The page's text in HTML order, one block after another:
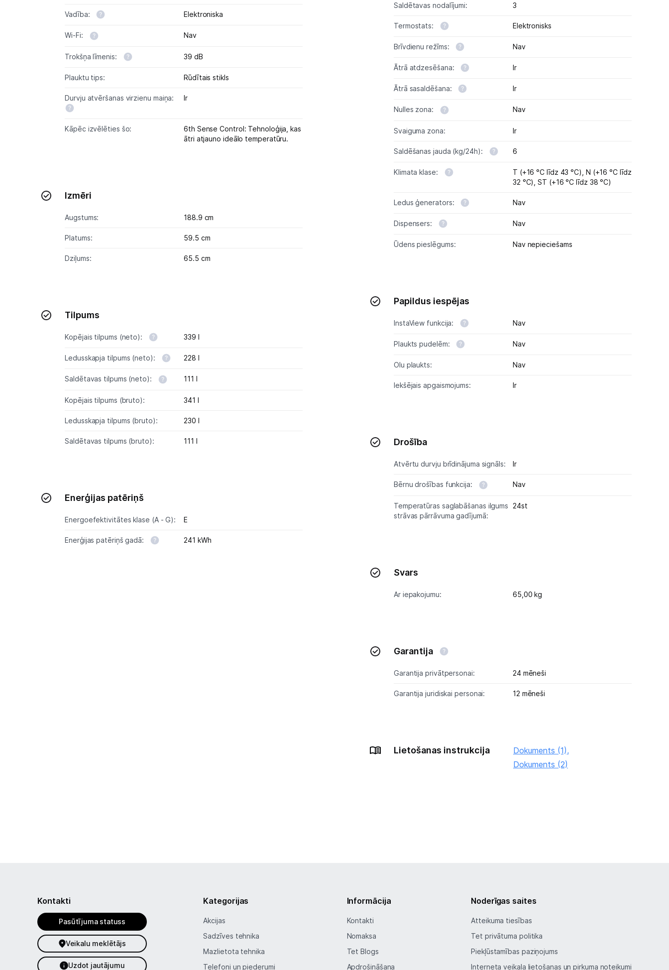
Ražotāju atjaunota tehnika
Vadība: Elektroniska
Wi-Fi: Nav
Trokšņa līmenis: 39 dB
Plauktu tips: Rūdītais stikls
Durvju atvēršanas virzienu maiņa: Ir
Kāpēc izvēlēties šo:
6th Sense Control: Tehnoloģija, kas
ātri atjauno ideālo temperatūru.
Izmēri
Augstums: 188.9 cm
Platums: 59.5 cm
Dziļums: 65.5 cm
Tilpums
Kopējais tilpums (neto): 339 l
Ledusskapja tilpums (neto): 228 l
Saldētavas tilpums (neto): 111 l
Kopējais tilpums (bruto): 341 l
Ledusskapja tilpums (bruto): 230 l
Saldētavas tilpums (bruto): 111 l
Enerģijas patēriņš
Energoefektivitātes klase (A - G): E
Enerģijas patēriņš gadā: 241 kWh
Saldētavas nodalījumi: 3
Termostats: Elektronisks
Brīvdienu režīms: Nav
Ātrā atdzesēšana: Ir
Ātrā sasaldēšana: Ir
Nulles zona: Nav
Svaiguma zona: Ir
Saldēšanas jauda (kg/24h): 6
Klimata klase: T (+16 °C līdz 43 °C), N (+16 °C līdz
32 °C),ST (+16 °C līdz 38 °C)
Ledus ģenerators: Nav
Dispensers: Nav
Ūdens pieslēgums: Nav nepieciešams
Papildus iespējas
InstaView funkcija: Nav
Plaukts pudelēm: Nav
Olu plaukts: Nav
Iekšējais apgaismojums: Ir
Drošība
Atvērtu durvju brīdinājuma signāls: Ir
Bērnu drošības funkcija: Nav
Temperatūras saglabāšanas ilgums
strāvas pārrāvuma gadījumā:
24st
Svars
Ar iepakojumu: 65,00 kg
Garantija
Garantija privātpersonai: 24 mēneši
Garantija juridiskai personai: 12 mēneši
Lietošanas instrukcija
Dokuments (1),
Dokuments (2)
Kontakti
Pasūtījuma statuss
Veikalu meklētājs
Uzdot jautājumu
Kategorijas
Akcijas
Sadzīves tehnika
Mazlietota tehnika
Telefoni un piederumi
Informācija
Kontakti
Nomaksa
Tet Blogs
Apdrošināšana
Noderīgas saites
Atteikuma tiesības
Tet privātuma politika
Piekļūstamības paziņojums
Interneta veikala lietošanas un pirkuma noteikumi